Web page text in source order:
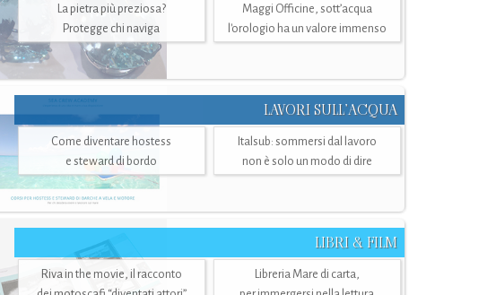
La pietra più preziosa?
Protegge chi naviga
Maggi Officine, sott’acqua
l'orologio ha un valore immenso
LAVORI SULL’ACQUA
Come diventare hostess
e steward di bordo
Italsub: sommersi dal lavoro
non è solo un modo di dire
LIBRI & FILM
Riva in the movie, il racconto
Libreria Mare di carta,